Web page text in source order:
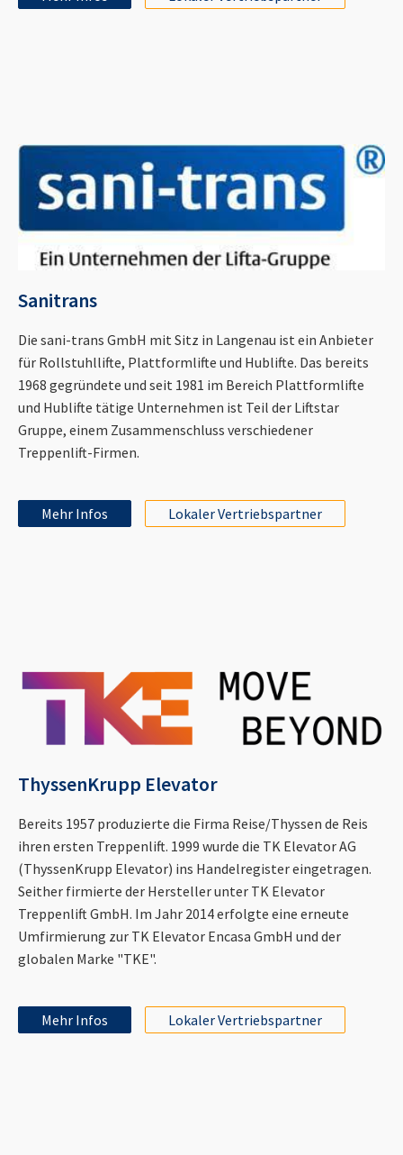
Sanitrans
Die sani-trans GmbH mit Sitz in Langenau ist ein Anbieter
für Rollstuhllifte, Plattformlifte und Hublifte. Das bereits
1968 gegründete und seit 1981 im Bereich Plattformlifte
und Hublifte tätige Unternehmen ist Teil der Liftstar
Gruppe, einem Zusammenschluss verschiedener
Treppenlift-Firmen.
Mehr Infos Lokaler Vertriebspartner
ThyssenKrupp Elevator
Bereits 1957 produzierte die Firma Reise/Thyssen de Reis
ihren ersten Treppenlift. 1999 wurde die TK Elevator AG
(ThyssenKrupp Elevator) ins Handelregister eingetragen.
Seither firmierte der Hersteller unter TK Elevator
Treppenlift GmbH. Im Jahr 2014 erfolgte eine erneute
Umfirmierung zur TK Elevator Encasa GmbH und der
globalen Marke "TKE".
Mehr Infos Lokaler Vertriebspartner